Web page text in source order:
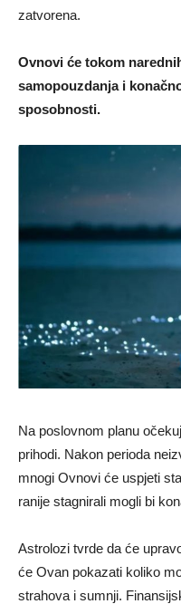
zatvorena.
Ovnovi će tokom
samopouzdanja i
sposobnosti.
Na poslovnom planu
prihodi. Nakon perioda
mnogi Ovnovi će uspjeti
ranije stagnirali mogli bi
Astrolozi tvrde da će
će Ovan pokazati koliko
strahova i sumnji.